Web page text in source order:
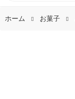
ホーム お菓子